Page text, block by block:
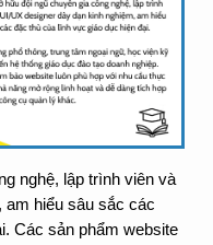
nghệ, lập trình viên và
am hiểu sâu sắc các
Các sản phẩm website